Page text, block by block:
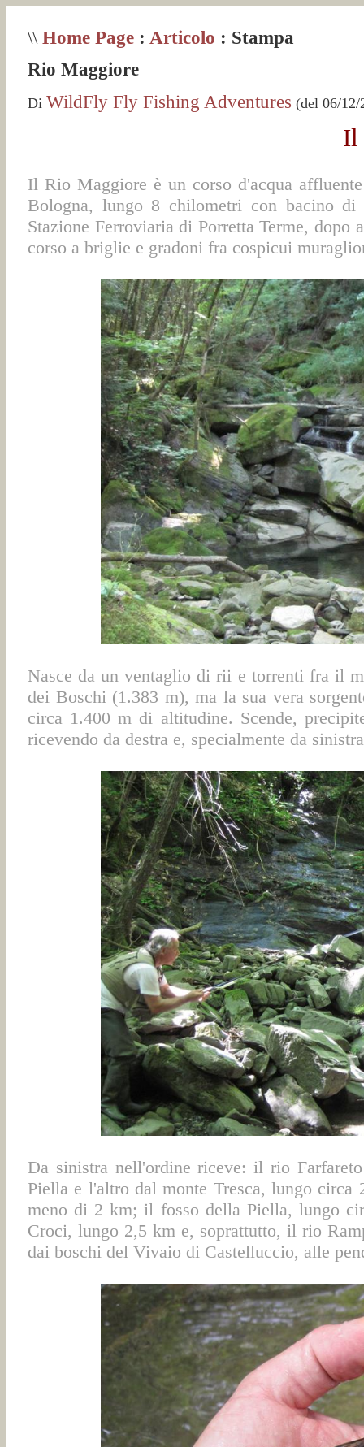
\\ Home Page : Articolo : Stampa
Rio Maggiore
Di WildFly Fly Fishing Adventures (del 06/
Il
Il Rio Maggiore è un corso d'acqua
Bologna, lungo 8 chilometri con bacino
Stazione Ferroviaria di Porretta Terme, dopo
corso a briglie e gradoni fra cospicui
Nasce da un ventaglio di rii e torrenti fra il
dei Boschi (1.383 m), ma la sua vera
circa 1.400 m di altitudine. Scende,
ricevendo da destra e, specialmente da
Da sinistra nell'ordine riceve: il rio
Piella e l'altro dal monte Tresca, lungo
meno di 2 km; il fosso della Piella, lungo
Croci, lungo 2,5 km e, soprattutto, il rio
dai boschi del Vivaio di Castelluccio, alle